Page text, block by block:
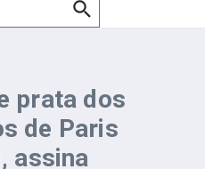
prata dos
de Paris
assina